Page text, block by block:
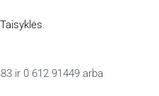
Taisyklės.
ir 0 612 91449 arba